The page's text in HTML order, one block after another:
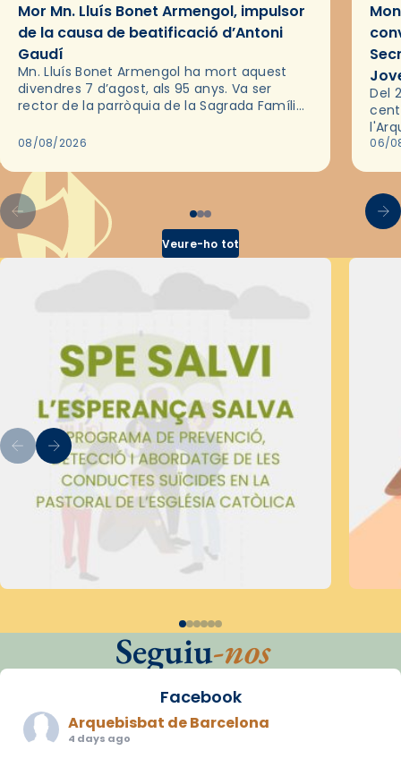
Mor Mn. Lluís Bonet Armengol, impulsor
de la causa de beatificació d’Antoni
Gaudí
Mn. Lluís Bonet Armengol ha mort aquest
divendres 7 d’agost, als 95 anys. Va ser
rector de la parròquia de la Sagrada Família
2018,…
08/08/2026
Del
les
06/
Veure-ho tot
Seguiu-nos
Facebook
Arquebisbat de Barcelona
4 days ago